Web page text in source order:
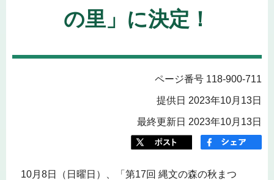
の里」に決定！
ページ番号 118-900-711
提供日 2023年10月13日
最終更新日 2023年10月13日
10月8日（日曜日）、「第17回 縄文の森の秋まつ